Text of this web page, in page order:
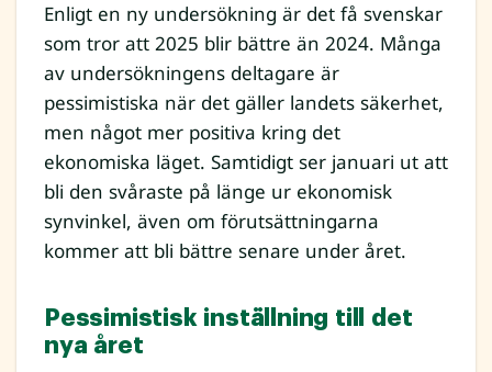
Enligt en ny undersökning är det få svenskar
som tror att 2025 blir bättre än 2024. Många
av undersökningens deltagare är
pessimistiska när det gäller landets säkerhet,
men något mer positiva kring det
ekonomiska läget. Samtidigt ser januari ut att
bli den svåraste på länge ur ekonomisk
synvinkel, även om förutsättningarna
kommer att bli bättre senare under året.
Pessimistisk inställning till det
nya året